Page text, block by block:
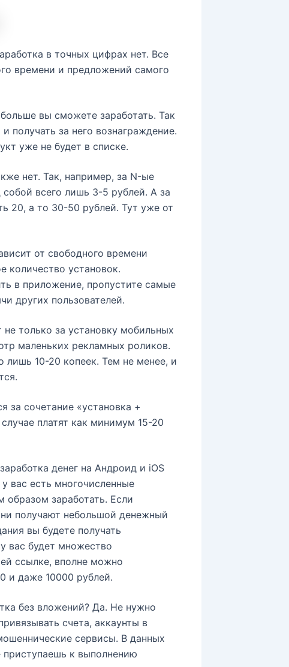
в точных цифрах нет. Все
времени и предложений самого
вы сможете заработать. Так
получать за него вознаграждение.
уже не будет в списке.
нет. Так, например, за N-ые
всего лишь 3-5 рублей. А за
20, а то 30-50 рублей. Тут уже от
от свободного времени
количество установок.
в приложение, пропустите самые
других пользователей.
только за установку мобильных
маленьких рекламных роликов.
лишь 10-20 копеек. Тем не менее, и
за сочетание «установка +
платят как минимум 15-20
денег на Андроид и iOS
вас есть многочисленные
образом заработать. Если
получают небольшой денежный
вы будете получать
вас будет множество
ссылке, вполне можно
и даже 10000 рублей.
без вложений? Да. Не нужно
счета, аккаунты в
сервисы. В данных
к выполнению